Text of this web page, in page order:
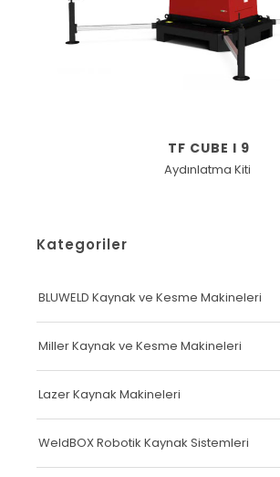
TF CUBE I 9
Aydınlatma Kiti
Kategoriler
BLUWELD Kaynak ve Kesme Makineleri
Miller Kaynak ve Kesme Makineleri
Lazer Kaynak Makineleri
WeldBOX Robotik Kaynak Sistemleri